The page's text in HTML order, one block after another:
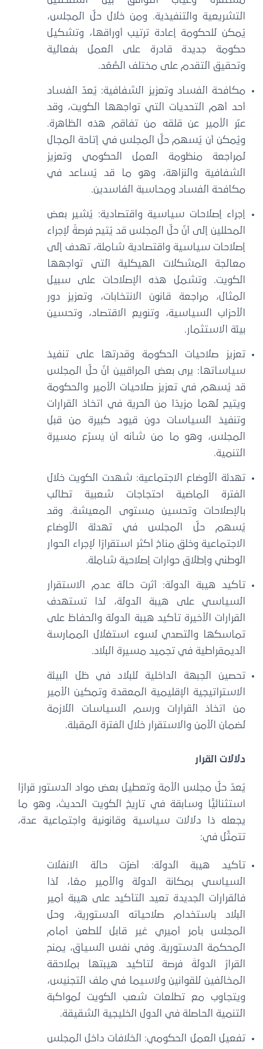
التشريعية والتنفيذية. ومن خلال حلّ المجلس،
يُمكن للحكومة إعادة ترتيب أوراقها، وتشكيل
حكومة جديدة قادرة على العمل بفعالية
وتحقيق التقدم على مختلف الصُّعُد.
مكافحة الفساد وتعزيز الشفافية: يُعدّ الفساد
أحد أهم التحديات التي تواجهها الكويت، وقد
عبّر الأمير عن قلقه من تفاقم هذه الظاهرة.
ويُمكن أن يُسهم حلّ المجلس في إتاحة المجال
لمراجعة منظومة العمل الحكومي وتعزيز
الشفافية والنزاهة، وهو ما قد يُساعد في
مكافحة الفساد ومحاسبة الفاسدين.
إجراء إصلاحات سياسية واقتصادية: يُشير بعض
المحللين إلى أنّ حلّ المجلس قد يُتيح فرصةً لإجراء
إصلاحات سياسية واقتصادية شاملة، تهدف إلى
معالجة المشكلات الهيكلية التي تواجهها
الكويت. وتشمل هذه الإصلاحات على سبيل
المثال، مراجعة قانون الانتخابات، وتعزيز دور
الأحزاب السياسية، وتنويع الاقتصاد، وتحسين
بيئة الاستثمار.
تعزيز صلاحيات الحكومة وقدرتها على تنفيذ
سياساتها: يرى بعض المراقبين أنّ حلّ المجلس
قد يُسهم في تعزيز صلاحيات الأمير والحكومة
ويتيح لهما مزيدًا من الحرية في اتخاذ القرارات
وتنفيذ السياسات دون قيود كبيرة من قبل
المجلس، وهو ما من شأنه أن يسرّع مسيرة
التنمية.
تهدئة الأوضاع الاجتماعية: شهدت الكويت خلال
الفترة الماضية احتجاجات شعبية تطالب
بالإصلاحات وتحسين مستوى المعيشة. وقد
يُسهم حلّ المجلس في تهدئة الأوضاع
الاجتماعية وخلق مناخ أكثر استقرارًا لإجراء الحوار
الوطني وإطلاق حوارات إصلاحية شاملة.
تأكيد هيبة الدولة: أثرت حالة عدم الاستقرار
السياسي على هيبة الدولة، لذا تستهدف
القرارات الأخيرة تأكيد هيبة الدولة والحفاظ على
تماسكها والتصدي لسوء استغلال الممارسة
الديمقراطية في تجميد مسيرة البلاد.
تحصين الجبهة الداخلية للبلاد في ظل البيئة
الاستراتيجية الإقليمية المعقدة وتمكين الأمير
من اتخاذ القرارات ورسم السياسات اللازمة
لضمان الأمن والاستقرار خلال الفترة المقبلة.
دلالات القرار
يُعدّ حلّ مجلس الأمة وتعطيل بعض مواد الدستور قرارًا
استثنائيًّا وسابقة في تاريخ الكويت الحديث، وهو ما
يجعله ذا دلالات سياسية وقانونية واجتماعية عدة،
تتمثّل في:
تأكيد هيبة الدولة: أضرّت حالة الانفلات
السياسي بمكانة الدولة والأمير معًا، لذا
فالقرارات الجديدة تعيد التأكيد على هيبة أمير
البلاد باستخدام صلاحياته الدستورية، وحل
المجلس بأمر أميري غير قابل للطعن أمام
المحكمة الدستورية. وفي نفس السياق، يمنح
القرارُ الدولةَ فرصة لتأكيد هيبتها بملاحقة
المخالفين للقوانين ولاسيما في ملف التجنيس،
ويتجاوب مع تطلعات شعب الكويت لمواكبة
التنمية الحاصلة في الدول الخليجية الشقيقة.
تفعيل العمل الحكومي: الخلافات داخل المجلس